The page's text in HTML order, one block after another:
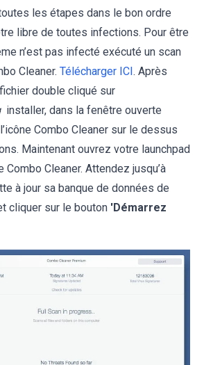
les étapes dans le bon ordre
libre de toutes infections. Pour être
n’est pas infecté exécuté un scan
Cleaner. Télécharger ICI . Après
double cliqué sur
installer, dans la fenêtre ouverte
Combo Cleaner sur le dessus
Maintenant ouvrez votre launchpad
Combo Cleaner. Attendez jusqu’à
à jour sa banque de données de
cliquer sur le bouton 'Démarrez